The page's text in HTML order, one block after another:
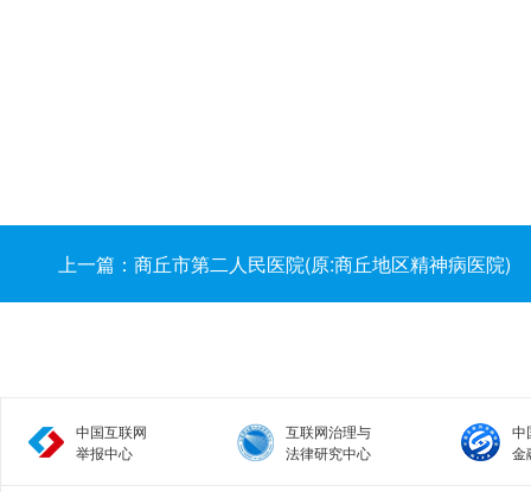
上一篇：商丘市第二人民医院(原:商丘地区精神病医院)
中国互联网
举报中心
互联网治理与
法律研究中心
中
金